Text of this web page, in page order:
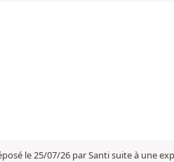
le 25/07/26 par Santi suite à une